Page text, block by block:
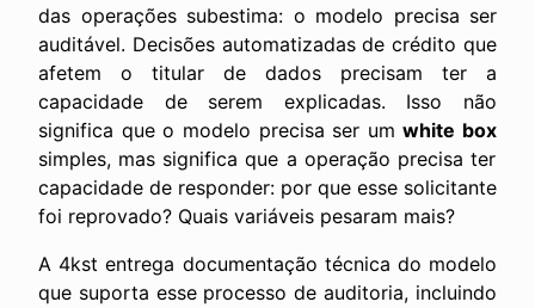
das operações subestima: o modelo precisa ser
auditável. Decisões automatizadas de crédito que
afetem o titular de dados precisam ter a
capacidade de serem explicadas. Isso não
significa que o modelo precisa ser umwhite box
simples, mas significa que a operação precisa ter
capacidade de responder: por que esse solicitante
foi reprovado? Quais variáveis pesaram mais?
A 4kst entrega documentação técnica do modelo
que suporta esse processo de auditoria, incluindo